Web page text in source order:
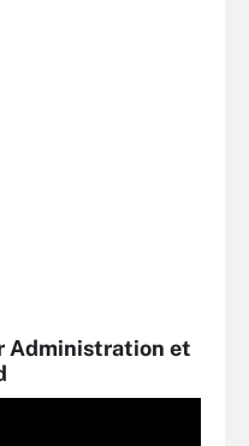
Administration et